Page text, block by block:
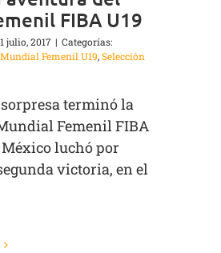
FIBA U19
julio, 2017 | Categorías:
Mundial Femenil U19,Selección
terminó la
Femenil FIBA
luchó por
victoria, en el